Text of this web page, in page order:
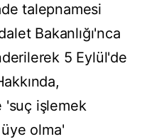
talepnamesi
Bakanlığı'nca
5 Eylül'de
'suç işlemek
olma'